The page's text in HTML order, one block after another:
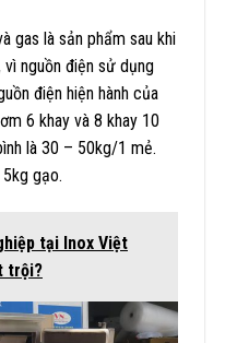
gas là sản phẩm sau khi
nguồn điện sử dụng
điện hiện hành của
6 khay và 8 khay 10
là 30 – 50kg/1 mẻ.
gạo.
tại Inox Việt
trội?